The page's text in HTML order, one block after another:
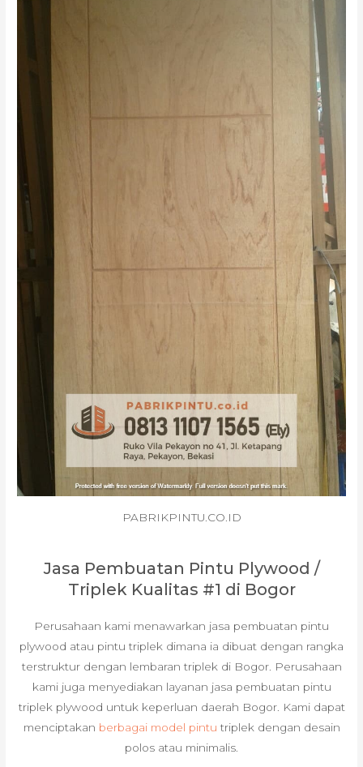
PABRIKPINTU.CO.ID
Jasa Pembuatan Pintu Plywood /
Triplek Kualitas #1 di Bogor
Perusahaan kami menawarkan jasa pembuatan pintu
plywood atau pintu triplek dimana ia dibuat dengan rangka
terstruktur dengan lembaran triplek di Bogor. Perusahaan
kami juga menyediakan layanan jasa pembuatan pintu
triplek plywood untuk keperluan daerah Bogor. Kami dapat
menciptakan berbagai model pintu triplek dengan desain
polos atau minimalis.